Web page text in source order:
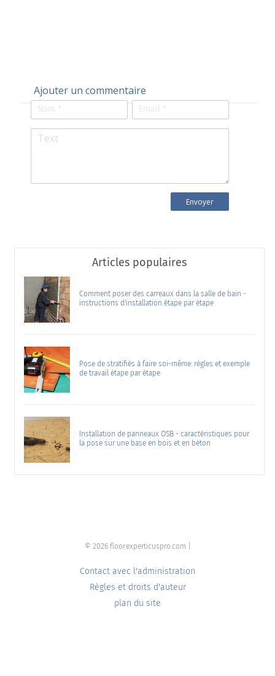
Ajouter un commentaire
Articles populaires
Comment poser des carreaux dans la salle de bain -
instructions d'installation étape par étape
Pose de stratifiés à faire soi-même: règles et exemple
de travail étape par étape
Installation de panneaux OSB - caractéristiques pour
la pose sur une base en bois et en béton
© 2026 floor.experticuspro.com |
Contact avec l'administration
Règles et droits d'auteur
plan du site